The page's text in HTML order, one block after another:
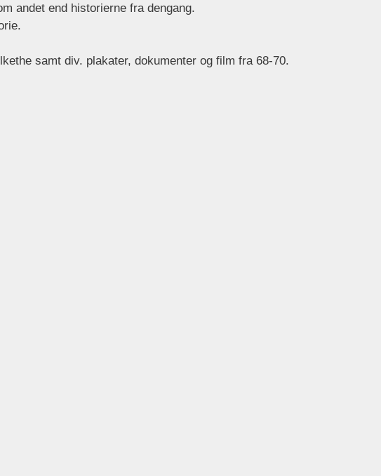
andet end historierne fra dengang.
samt div. plakater, dokumenter og film fra 68-70.